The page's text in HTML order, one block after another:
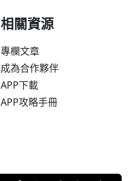
相關資源
專欄文章
成為合作夥伴
APP下載
APP攻略手冊